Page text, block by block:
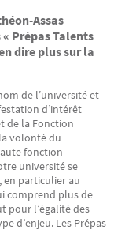
Assas
Prépas Talents
dire plus sur la
de l’université et
d’intérêt
de la Fonction
volonté du
fonction
université se
en particulier au
comprend plus de
pour l’égalité des
d’enjeu. Les Prépas